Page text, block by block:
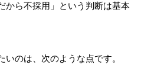
から不採用」という判断は基本
のは、次のような点です。